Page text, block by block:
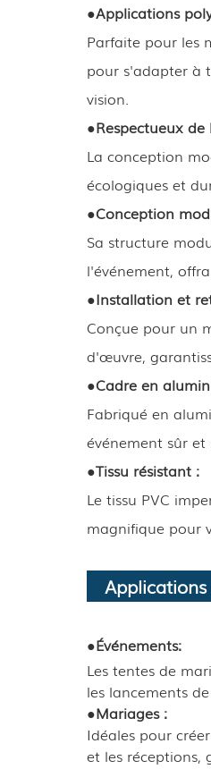
●Applications
Parfaite pour les
pour s'adapter à
vision.
●Respectueux
La conception
écologiques et
●Conception
Sa structure
l'événement,
●Installation et
Conçue pour un
d'œuvre,
●Cadre en
Fabriqué en
événement sûr et
●Tissu résistant :
Le tissu PVC
magnifique pour
●Événements:
Les tentes de
les lancements
●Mariages :
Idéales pour
et les réceptions,